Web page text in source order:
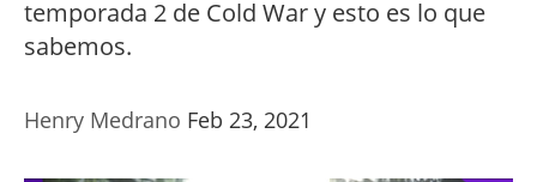
temporada 2 de Cold War y esto es lo que
sabemos.
Henry Medrano Feb 23, 2021